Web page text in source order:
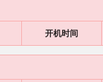
开机时间